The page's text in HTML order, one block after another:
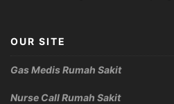
OUR SITE
Gas Medis Rumah Sakit
Nurse Call Rumah Sakit